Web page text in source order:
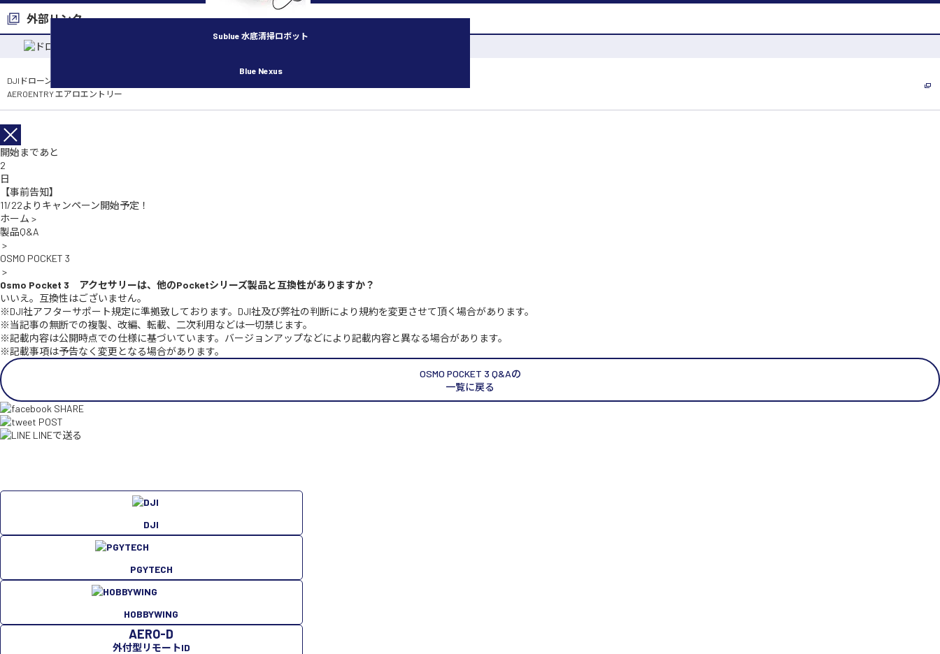
Sublue 水底清掃ロボット
Blue Nexus
外部リンク
DJIドローン各種保険の申し込みはこちら
AEROENTRY エアロエントリー
開始まであと
2
日
【事前告知】
11/22よりキャンペーン開始予定！
ホーム >
製品Q&A
>
OSMO POCKET 3
>
Osmo Pocket 3 アクセサリーは、他のPocketシリーズ製品と互換性がありますか？
いいえ。互換性はございません。
※DJI社アフターサポート規定に準拠致しております。DJI社及び弊社の判断により規約を変更させて頂く場合があります。
※当記事の無断での複製、改編、転載、二次利用などは一切禁じます。
※記載内容は公開時点での仕様に基づいています。バージョンアップなどにより記載内容と異なる場合があります。
※記載事項は予告なく変更となる場合があります。
OSMO POCKET 3 Q&Aの
一覧に戻る
SHARE
POST
LINEで送る
DJI
PGYTECH
HOBBYWING
AERO-D
外付型リモートID